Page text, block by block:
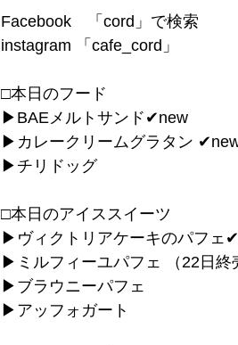
Facebook　「cord」で検索
instagram 「cafe_cord」
□本日のフード
▶︎BAEメルトサンド✔︎new
▶︎カレークリームグラタン
▶︎チリドッグ
□本日のアイススイーツ
▶︎ヴィクトリアケーキのパフェ
▶︎ミルフィーユパフェ （22日終
▶︎ブラウニーパフェ
▶︎アッフォガート